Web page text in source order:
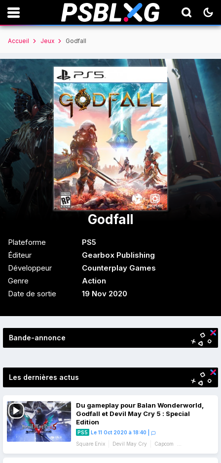
Accueil Jeux Godfall
Godfall
Plateforme
PS5
Éditeur
Gearbox Publishing
Développeur
Counterplay Games
Genre
Action
Date de sortie
19 Nov 2020
Bande-annonce
Les dernières actus
Du gameplay pour Balan Wonderworld,
Godfall et Devil May Cry 5 : Special
Edition
PS5 Le 11 Oct 2020 à 18:40
Square Enix
Devil May Cry
Capcom